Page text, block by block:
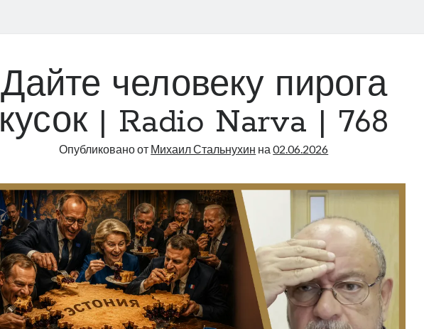
Дайте человеку пирога
кусок | Radio Narva | 768
Опубликовано от Михаил Стальнухин на02.06.2026